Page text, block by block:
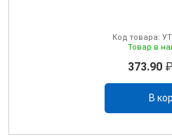
Код товара:
Товар в
373.90
В